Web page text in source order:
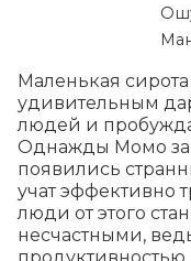
Маленькая
удивительным
людей и
Однажды Момо
появились
учат эффективно
люди от этого
несчастными,